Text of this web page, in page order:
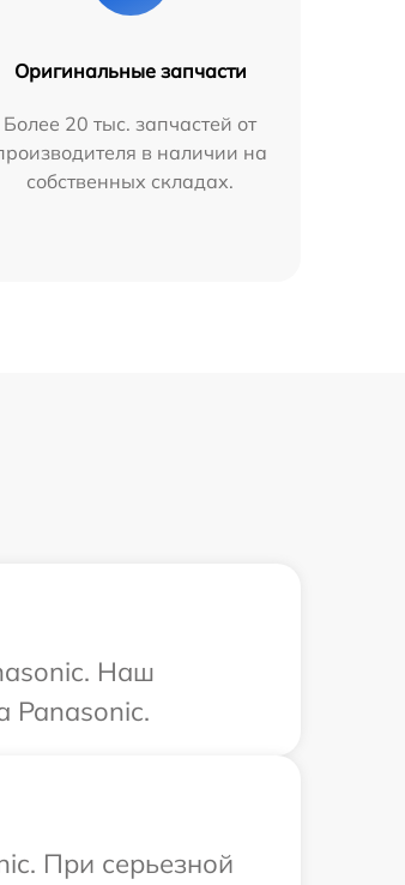
Оригинальные запчасти
Более 20 тыс. запчастей от
в наличии на
собственных складах.
Наш
Panasonic.
При серьезной